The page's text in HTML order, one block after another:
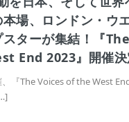
場、ロンドン・ウ
スターが集結！『
End 2023』開催決
『The Voices of the West